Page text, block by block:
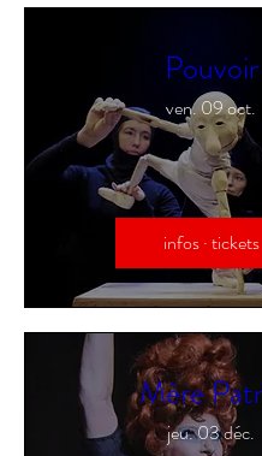
Pouvoir
ven. 09 oct.
infos · tickets
Mère
jeu. 03 déc.